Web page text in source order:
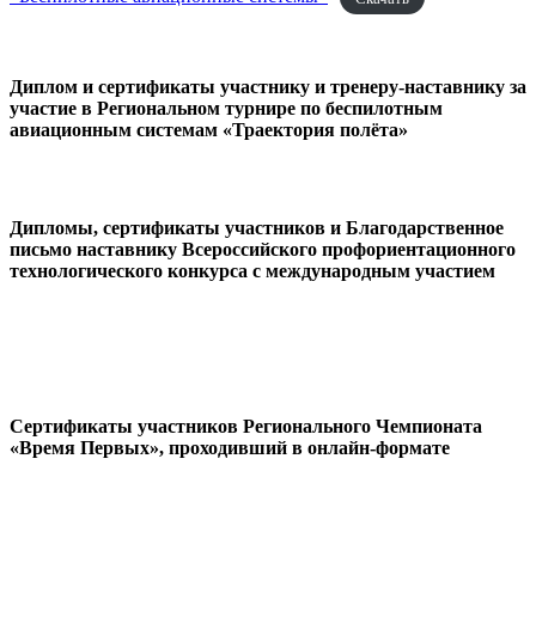
Диплом и сертификаты участнику и тренеру-наставнику за
участие в Региональном турнире по беспилотным
авиационным системам «Траектория полёта»
Дипломы, сертификаты участников и Благодарственное
письмо наставнику Всероссийского профориентационного
технологического конкурса с международным участием
Сертификаты участников Регионального Чемпионата
«Время Первых», проходивший в онлайн-формате